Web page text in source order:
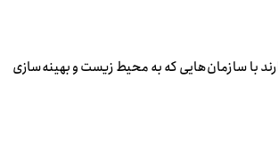
با سازمان‌هایی که به محیط زیست و بهینه‌سازی